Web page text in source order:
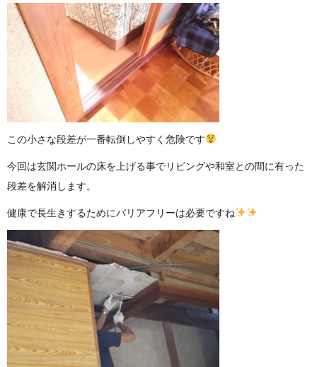
この小さな段差が一番転倒しやすく危険です
今回は玄関ホールの床を上げる事でリビングや和室との間に有った
段差を解消します。
健康で長生きするためにバリアフリーは必要ですね